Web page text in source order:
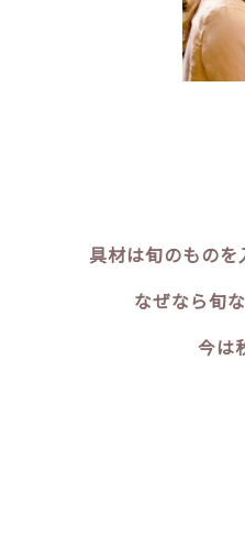
具材は旬のもの
なぜなら旬
今は